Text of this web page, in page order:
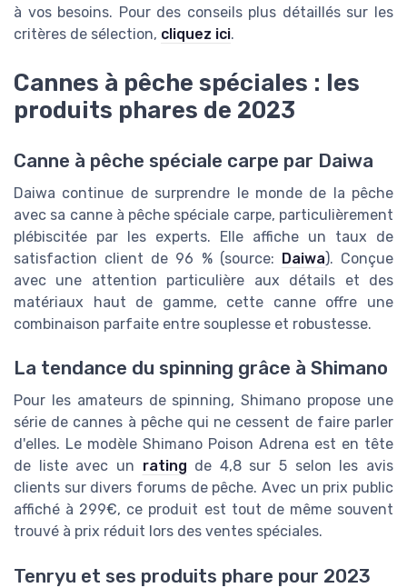
à vos besoins. Pour des conseils plus détaillés sur les
critères de sélection, cliquez ici.
Cannes à pêche spéciales : les
produits phares de 2023
Canne à pêche spéciale carpe par Daiwa
Daiwa continue de surprendre le monde de la pêche
avec sa canne à pêche spéciale carpe, particulièrement
plébiscitée par les experts. Elle affiche un taux de
satisfaction client de 96 % (source: Daiwa). Conçue
avec une attention particulière aux détails et des
matériaux haut de gamme, cette canne offre une
combinaison parfaite entre souplesse et robustesse.
La tendance du spinning grâce à Shimano
Pour les amateurs de spinning, Shimano propose une
série de cannes à pêche qui ne cessent de faire parler
d'elles. Le modèle Shimano Poison Adrena est en tête
de liste avec un rating de 4,8 sur 5 selon les avis
clients sur divers forums de pêche. Avec un prix public
affiché à 299€, ce produit est tout de même souvent
trouvé à prix réduit lors des ventes spéciales.
Tenryu et ses produits phare pour 2023